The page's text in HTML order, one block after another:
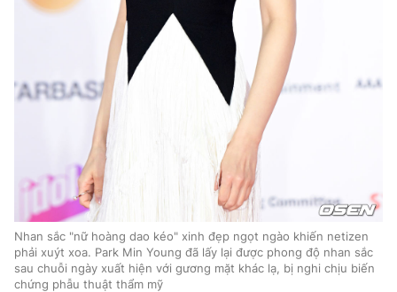
Nhan sắc "nữ hoàng dao kéo" xinh đẹp ngọt ngào khiến netizen
phải xuýt xoa. Park Min Young đã lấy lại được phong độ nhan sắc
sau chuỗi ngày xuất hiện với gương mặt khác lạ, bị nghi chịu biến
chứng phẫu thuật thẩm mỹ